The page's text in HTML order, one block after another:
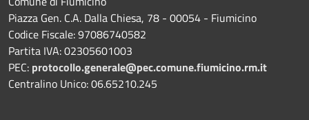
Piazza Gen. C.A. Dalla Chiesa, 78 - 00054 - Fiumicino
Codice Fiscale: 97086740582
Partita IVA: 02305601003
PEC: protocollo.generale@pec.comune.fiumicino.rm.it
Centralino Unico: 06.65210.245